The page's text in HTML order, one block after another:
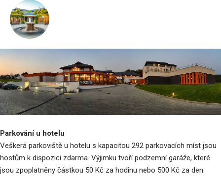
Parkování u hotelu
Veškerá parkoviště u hotelu s kapacitou 292 parkovacích míst jsou
hostům k dispozici zdarma. Výjimku tvoří podzemní garáže, které
jsou zpoplatněny částkou 50 Kč za hodinu nebo 500 Kč za den.